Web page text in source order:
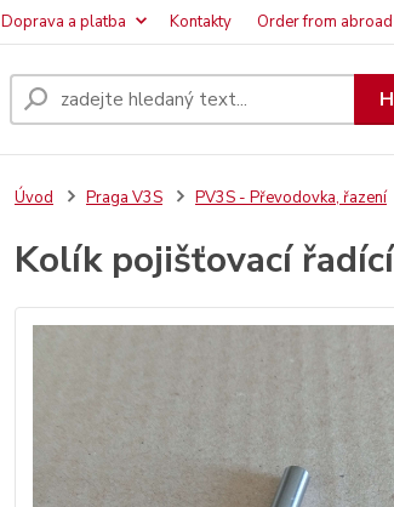
Doprava a platba Kontakty Order from abroad
Úvod Praga V3S PV3S - Převodovka, řazení
Kolík pojišťovací